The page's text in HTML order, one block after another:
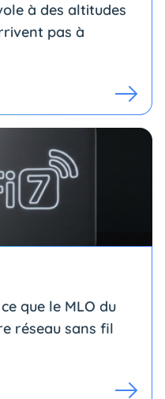
à des altitudes
pas à
que le MLO du
réseau sans fil